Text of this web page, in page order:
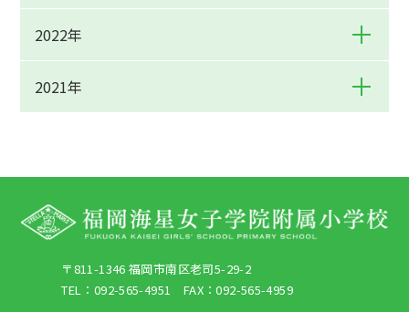
2022年
2021年
〒811-1346 福岡市南区老司5-29-2
TEL：092-565-4951 FAX：092-565-4959